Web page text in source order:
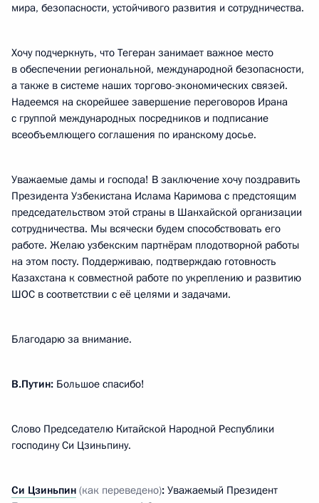
мира, безопасности, устойчивого развития и сотрудничества.
Хочу подчеркнуть, что Тегеран занимает важное место
в обеспечении региональной, международной безопасности,
а также в системе наших торгово-экономических связей.
Надеемся на скорейшее завершение переговоров Ирана
с группой международных посредников и подписание
всеобъемлющего соглашения по иранскому досье.
Уважаемые дамы и господа! В заключение хочу поздравить
Президента Узбекистана Ислама Каримова с предстоящим
председательством этой страны в Шанхайской организации
сотрудничества. Мы всячески будем способствовать его
работе. Желаю узбекским партнёрам плодотворной работы
на этом посту. Поддерживаю, подтверждаю готовность
Казахстана к совместной работе по укреплению и развитию
ШОС в соответствии с её целями и задачами.
Благодарю за внимание.
В.Путин: Большое спасибо!
Слово Председателю Китайской Народной Республики
господину Си Цзиньпину.
Си Цзиньпин (как переведено): Уважаемый Президент